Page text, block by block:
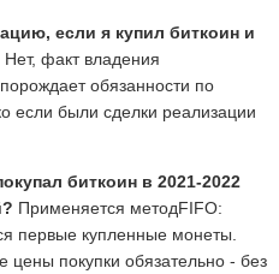
если я купил биткоин и
Нет, факт владения
обязанности по
если были сделки реализации
биткоин в 2021-2022
Применяется методFIFO:
первые купленные монеты.
цены покупки обязательно - без